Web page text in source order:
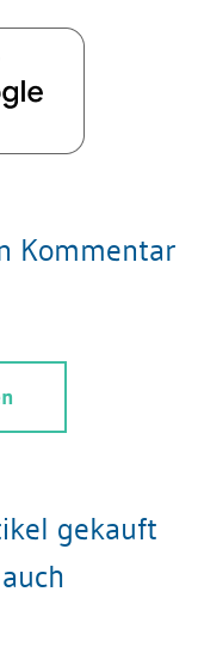
Kommentar
gekauft